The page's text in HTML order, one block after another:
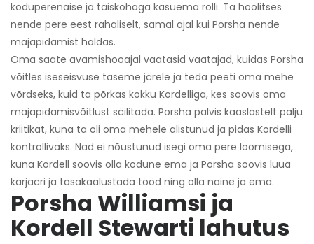
koduperenaise ja täiskohaga kasuema rolli. Ta hoolitses
nende pere eest rahaliselt, samal ajal kui Porsha nende
majapidamist haldas.
Oma saate avamishooajal vaatasid vaatajad, kuidas Porsha
võitles iseseisvuse taseme järele ja teda peeti oma mehe
võrdseks, kuid ta põrkas kokku Kordelliga, kes soovis oma
majapidamisvõitlust säilitada. Porsha pälvis kaaslastelt palju
kriitikat, kuna ta oli oma mehele alistunud ja pidas Kordelli
kontrollivaks. Nad ei nõustunud isegi oma pere loomisega,
kuna Kordell soovis olla kodune ema ja Porsha soovis luua
karjääri ja tasakaalustada tööd ning olla naine ja ema.
Porsha Williamsi ja
Kordell Stewarti lahutus